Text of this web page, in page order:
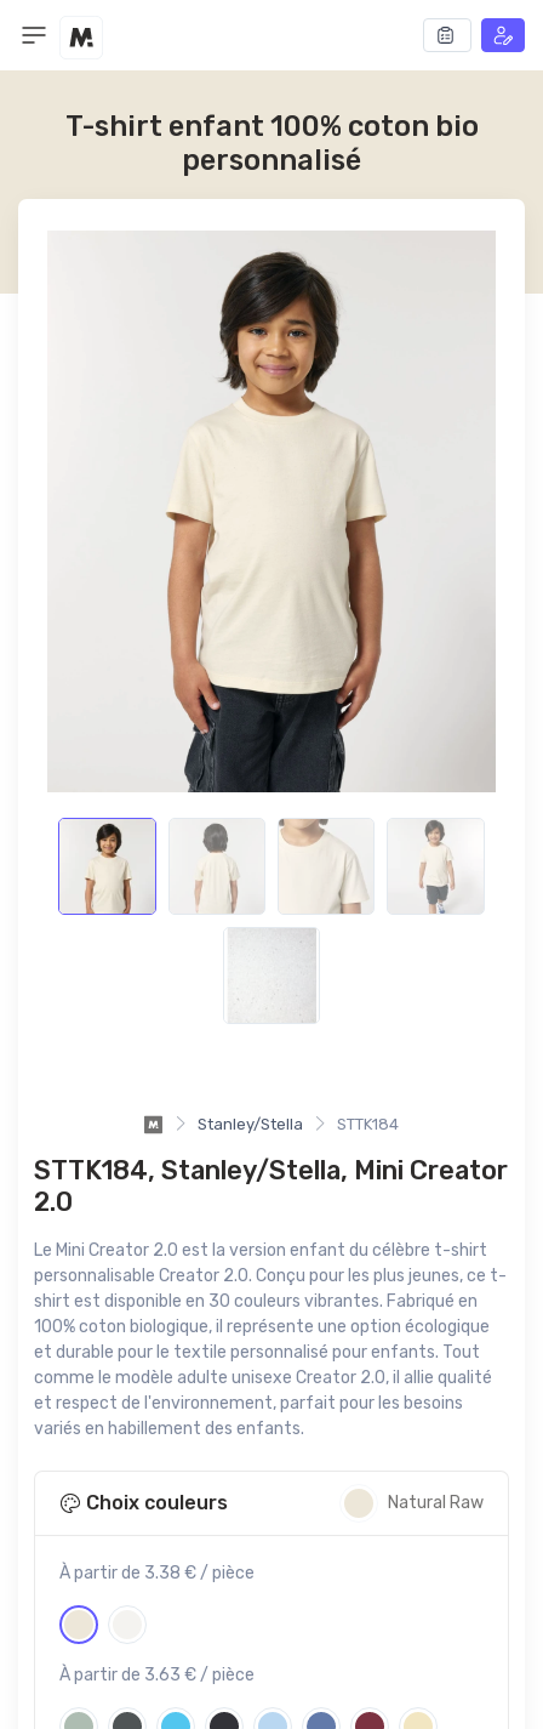
T-shirt enfant 100% coton bio
personnalisé
Stanley/Stella STTK184
STTK184, Stanley/Stella, Mini Creator
2.0
Le Mini Creator 2.0 est la version enfant du célèbre t-shirt
personnalisable Creator 2.0. Conçu pour les plus jeunes, ce t-
shirt est disponible en 30 couleurs vibrantes. Fabriqué en
100% coton biologique, il représente une option écologique
et durable pour le textile personnalisé pour enfants. Tout
comme le modèle adulte unisexe Creator 2.0, il allie qualité
et respect de l'environnement, parfait pour les besoins
variés en habillement des enfants.
Choix couleurs Natural Raw
À partir de 3.38 € / pièce
À partir de 3.63 € / pièce